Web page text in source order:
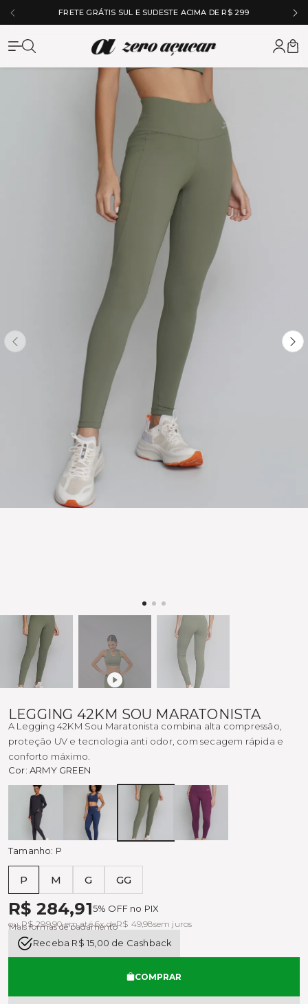
5% OFF NO À VISTA NO PIX
Zero
LEGGING 42KM SOU MARATONISTA
A Legging 42KM Sou Maratonista combina alta compressão,
proteção UV e tecnologia anti odor, com secagem rápida e
conforto máximo.
Cor: ARMY GREEN
Preto MADRUGADAARMY
GREEN
LUXO
Tamanho: P
P M G GG
Tabela de medidas
ou R$ 299,90 em até 6x deR$ 49,98sem juros
R$ 284,915% OFF no PIX
Mais formas de pagamento
Receba R$ 15,00 de Cashback
COMPRAR